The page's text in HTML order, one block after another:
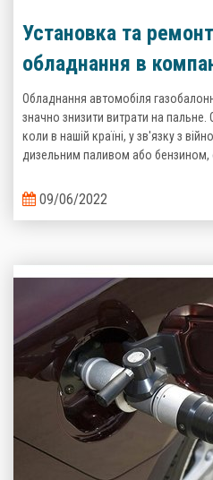
Установка та
обладнання в
Обладнання автомобіля
значно знизити витрати на
коли в нашій країні, у зв'язку з
дизельним паливом або бензином,
09/06/2022